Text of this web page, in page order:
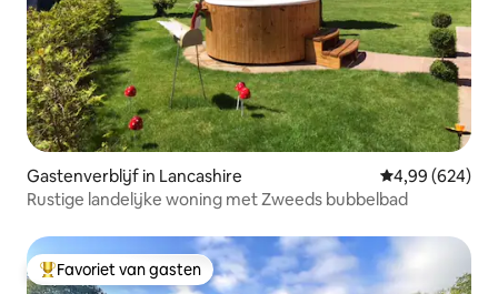
Gastenverblijf in Lancashire Gemiddelde
4,99 (624)
Rustige landelijke woning met Zweeds bubbelbad
Topfavoriet van gasten
Favoriet van gasten